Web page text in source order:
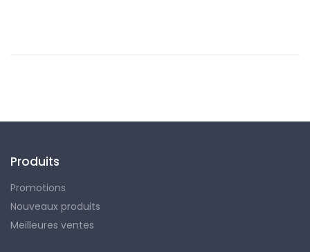
Produits
Promotions
Nouveaux produits
Meilleures ventes